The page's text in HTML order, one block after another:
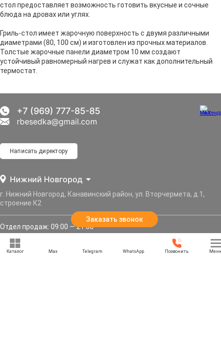
стол предоставляет возможность готовить вкусные и сочные
блюда на дровах или углях.
Гриль-стол имеет жарочную поверхность с двумя различными
диаметрами (80, 100 см) и изготовлен из прочных материалов.
Толстые жарочные панели диаметром 10 мм создают
устойчивый равномерный нагрев и служат как дополнительный
термостат.
Нижний Новгород
г. Нижний Новгород, Канавинский район, ул. Вторчермета, д.1,
строение К2
Отдел продаж: 09:00 — 21:00
Служба доставки: 09:00 — 21:00
Написать директору
+7 (969) 777-85-85
rbesedka@gmail.com
Заказать звонок
Каталог Max Telegram WhatsApp Позвонить